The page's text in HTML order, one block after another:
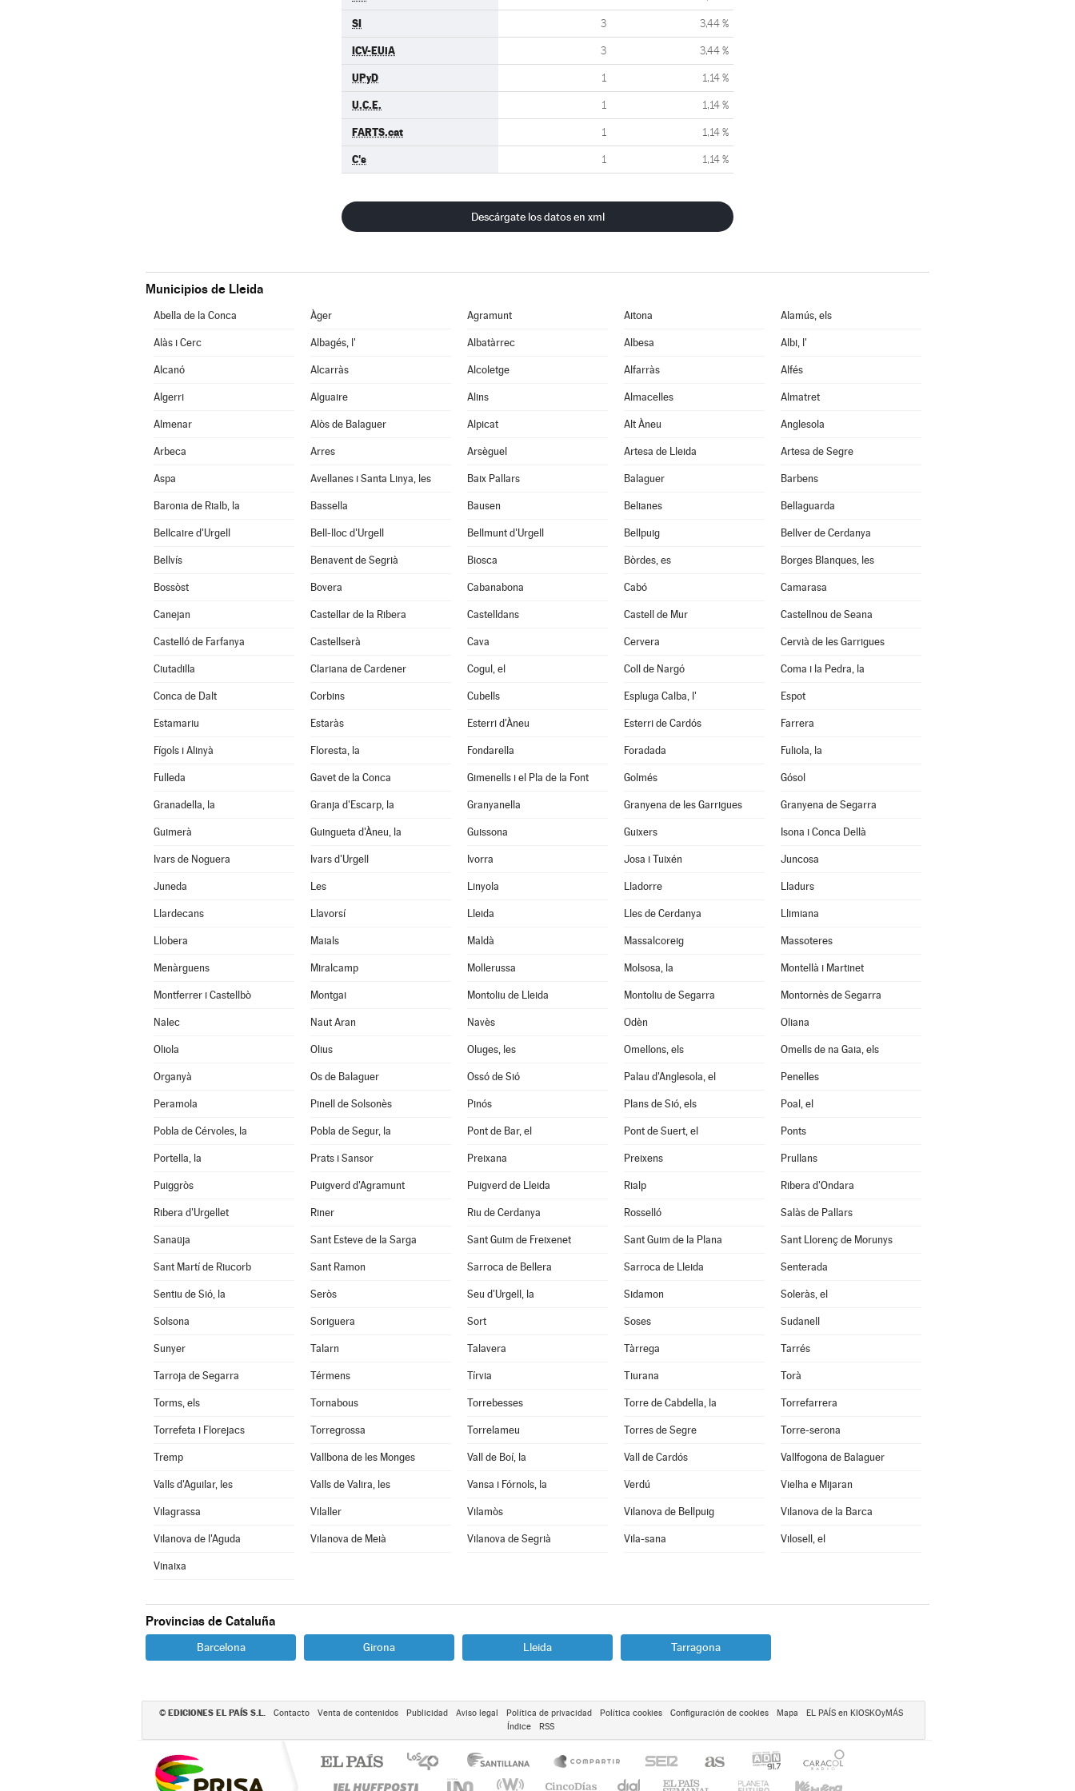
SI 3 3,44 %
ICV-EUiA 3 3,44 %
UPyD 1 1,14 %
U.C.E. 1 1,14 %
FARTS.cat 1 1,14 %
C's 1 1,14 %
Descárgate los datos en xml
Municipios de Lleida
Abella de la Conca Àger Agramunt Aitona Alamús, els
Alàs i Cerc Albagés, l' Albatàrrec Albesa Albi, l'
Alcanó Alcarràs Alcoletge Alfarràs Alfés
Algerri Alguaire Alins Almacelles Almatret
Almenar Alòs de Balaguer Alpicat Alt Àneu Anglesola
Arbeca Arres Arsèguel Artesa de Lleida Artesa de Segre
Aspa Avellanes i Santa Linya, les Baix Pallars Balaguer Barbens
Baronia de Rialb, la Bassella Bausen Belianes Bellaguarda
Bellcaire d'Urgell Bell-lloc d'Urgell Bellmunt d'Urgell Bellpuig Bellver de Cerdanya
Bellvís Benavent de Segrià Biosca Bòrdes, es Borges Blanques, les
Bossòst Bovera Cabanabona Cabó Camarasa
Canejan Castellar de la Ribera Castelldans Castell de Mur Castellnou de Seana
Castelló de Farfanya Castellserà Cava Cervera Cervià de les Garrigues
Ciutadilla Clariana de Cardener Cogul, el Coll de Nargó Coma i la Pedra, la
Conca de Dalt Corbins Cubells Espluga Calba, l' Espot
Estamariu Estaràs Esterri d'Àneu Esterri de Cardós Farrera
Fígols i Alinyà Floresta, la Fondarella Foradada Fuliola, la
Fulleda Gavet de la Conca Gimenells i el Pla de la Font Golmés Gósol
Granadella, la Granja d'Escarp, la Granyanella Granyena de les Garrigues Granyena de Segarra
Guimerà Guingueta d'Àneu, la Guissona Guixers Isona i Conca Dellà
Ivars de Noguera Ivars d'Urgell Ivorra Josa i Tuixén Juncosa
Juneda Les Linyola Lladorre Lladurs
Llardecans Llavorsí Lleida Lles de Cerdanya Llimiana
Llobera Maials Maldà Massalcoreig Massoteres
Menàrguens Miralcamp Mollerussa Molsosa, la Montellà i Martinet
Montferrer i Castellbò Montgai Montoliu de Lleida Montoliu de Segarra Montornès de Segarra
Nalec Naut Aran Navès Odèn Oliana
Oliola Olius Oluges, les Omellons, els Omells de na Gaia, els
Organyà Os de Balaguer Ossó de Sió Palau d'Anglesola, el Penelles
Peramola Pinell de Solsonès Pinós Plans de Sió, els Poal, el
Pobla de Cérvoles, la Pobla de Segur, la Pont de Bar, el Pont de Suert, el Ponts
Portella, la Prats i Sansor Preixana Preixens Prullans
Puiggròs Puigverd d'Agramunt Puigverd de Lleida Rialp Ribera d'Ondara
Ribera d'Urgellet Riner Riu de Cerdanya Rosselló Salàs de Pallars
Sanaüja Sant Esteve de la Sarga Sant Guim de Freixenet Sant Guim de la Plana Sant Llorenç de Morunys
Sant Martí de Riucorb Sant Ramon Sarroca de Bellera Sarroca de Lleida Senterada
Sentiu de Sió, la Seròs Seu d'Urgell, la Sidamon Soleràs, el
Solsona Soriguera Sort Soses Sudanell
Sunyer Talarn Talavera Tàrrega Tarrés
Tarroja de Segarra Térmens Tírvia Tiurana Torà
Torms, els Tornabous Torrebesses Torre de Cabdella, la Torrefarrera
Torrefeta i Florejacs Torregrossa Torrelameu Torres de Segre Torre-serona
Tremp Vallbona de les Monges Vall de Boí, la Vall de Cardós Vallfogona de Balaguer
Valls d'Aguilar, les Valls de Valira, les Vansa i Fórnols, la Verdú Vielha e Mijaran
Vilagrassa Vilaller Vilamòs Vilanova de Bellpuig Vilanova de la Barca
Vilanova de l'Aguda Vilanova de Meià Vilanova de Segrià Vila-sana Vilosell, el
Vinaixa
Provincias de Cataluña
Barcelona Girona Lleida Tarragona
© EDICIONES EL PAÍS S.L. Contacto Venta de contenidos Publicidad Aviso legal Política de privacidad Política cookies Configuración de cookies Mapa
EL PAÍS en KIOSKOyMÁS
Índice
RSS